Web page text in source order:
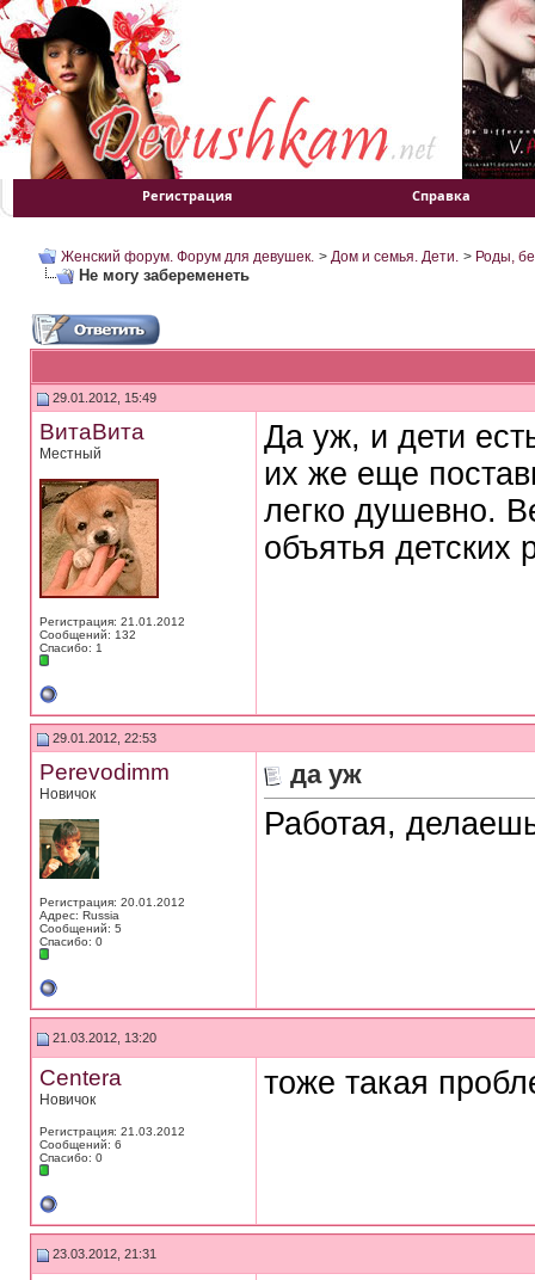
Регистрация Справка
Женский форум. Форум для девушек. > Дом и семья. Дети. > Роды,
Не могу забеременеть
29.01.2012, 15:49
ВитаВита
Местный
Регистрация: 21.01.2012
Сообщений: 132
Спасибо: 1
Да уж, и дети
их же еще
легко душевно.
объятья детских
29.01.2012, 22:53
Perevodimm
Новичок
Регистрация: 20.01.2012
Адрес: Russia
Сообщений: 5
Спасибо: 0
да уж
Работая,
21.03.2012, 13:20
Centera
Новичок
Регистрация: 21.03.2012
Сообщений: 6
Спасибо: 0
тоже такая
23.03.2012, 21:31